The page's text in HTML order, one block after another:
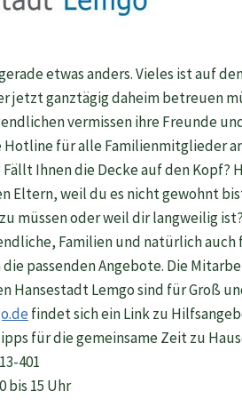
etwas anders. Vieles ist auf
jetzt ganztägig daheim betreuen
vermissen ihre Freunde
für alle Familienmitglieder
Fällt Ihnen die Decke auf den Kopf?
Eltern, weil du es nicht gewohnt
müssen oder weil dir langweilig
Familien und natürlich auch
passenden Angebote. Die
Hansestadt Lemgo sind für Groß
findet sich ein Link zu
für die gemeinsame Zeit zu
401
bis 15 Uhr